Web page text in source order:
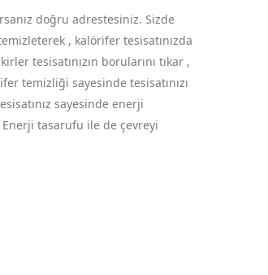
doğru adrestesiniz. Sizde
, kalörifer tesisatınızda
tesisatınızın borularını tıkar ,
temizliği sayesinde tesisatınızı
sayesinde enerji
tasarufu ile de çevreyi